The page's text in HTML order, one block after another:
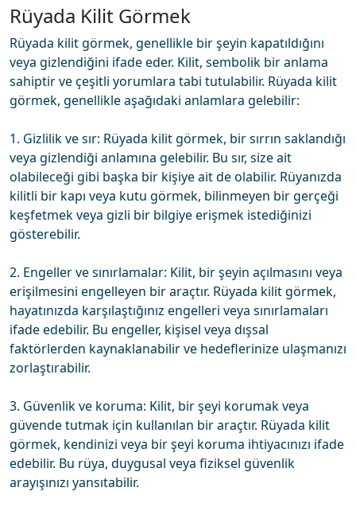
Rüyada Kilit Görmek
Rüyada kilit görmek, genellikle bir şeyin kapatıldığını
veya gizlendiğini ifade eder. Kilit, sembolik bir anlama
sahiptir ve çeşitli yorumlara tabi tutulabilir. Rüyada kilit
görmek, genellikle aşağıdaki anlamlara gelebilir:
1. Gizlilik ve sır: Rüyada kilit görmek, bir sırrın saklandığı
veya gizlendiği anlamına gelebilir. Bu sır, size ait
olabileceği gibi başka bir kişiye ait de olabilir. Rüyanızda
kilitli bir kapı veya kutu görmek, bilinmeyen bir gerçeği
keşfetmek veya gizli bir bilgiye erişmek istediğinizi
gösterebilir.
2. Engeller ve sınırlamalar: Kilit, bir şeyin açılmasını veya
erişilmesini engelleyen bir araçtır. Rüyada kilit görmek,
hayatınızda karşılaştığınız engelleri veya sınırlamaları
ifade edebilir. Bu engeller, kişisel veya dışsal
faktörlerden kaynaklanabilir ve hedeflerinize ulaşmanızı
zorlaştırabilir.
3. Güvenlik ve koruma: Kilit, bir şeyi korumak veya
güvende tutmak için kullanılan bir araçtır. Rüyada kilit
görmek, kendinizi veya bir şeyi koruma ihtiyacınızı ifade
edebilir. Bu rüya, duygusal veya fiziksel güvenlik
arayışınızı yansıtabilir.